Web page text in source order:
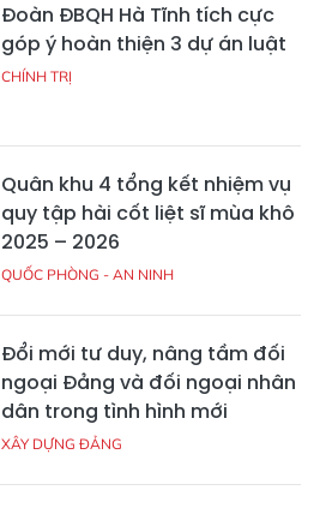
Đoàn ĐBQH Hà Tĩnh tích cực
góp ý hoàn thiện 3 dự án luật
CHÍNH TRỊ
Quân khu 4 tổng kết nhiệm vụ
quy tập hài cốt liệt sĩ mùa khô
2025 – 2026
QUỐC PHÒNG - AN NINH
Đổi mới tư duy, nâng tầm đối
ngoại Đảng và đối ngoại nhân
dân trong tình hình mới
XÂY DỰNG ĐẢNG